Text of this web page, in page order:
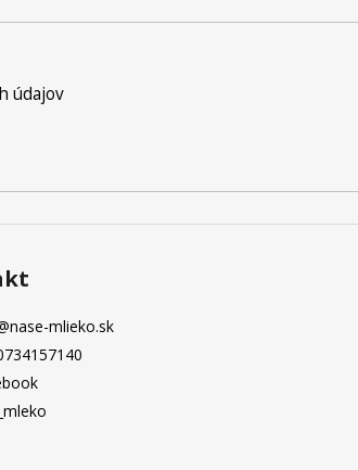
údajov
nase-mlieko.sk